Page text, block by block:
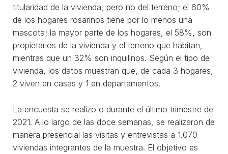
titularidad de la vivienda, pero no del terreno; el 60%
de los hogares rosarinos tiene por lo menos una
mascota; la mayor parte de los hogares, el 58%, son
propietarios de la vivienda y el terreno que habitan,
mientras que un 32% son inquilinos. Según el tipo de
vivienda, los datos muestran que, de cada 3 hogares,
2 viven en casas y 1 en departamentos.
La encuesta se realizó o durante el último trimestre de
2021. A lo largo de las doce semanas, se realizaron de
manera presencial las visitas y entrevistas a 1.070
viviendas integrantes de la muestra. El objetivo es